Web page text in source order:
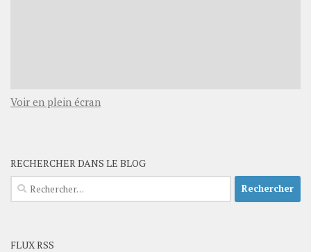
Voir en plein écran
RECHERCHER DANS LE BLOG
Rechercher :
FLUX RSS